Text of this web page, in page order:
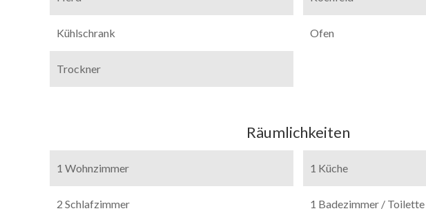
Kühlschrank Ofen
Trockner
Räumlichkeiten
1 Wohnzimmer 1 Küche
2 Schlafzimmer 1 Badezimmer / Toilette